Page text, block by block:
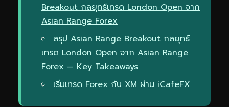
Breakout กลยุทธ์เทรด London Open จาก
Asian Range Forex
สรุป Asian Range Breakout กลยุทธ์
เทรด London Open จาก Asian Range
Forex — Key Takeaways
เริ่มเทรด Forex กับ XM ผ่าน iCafeFX